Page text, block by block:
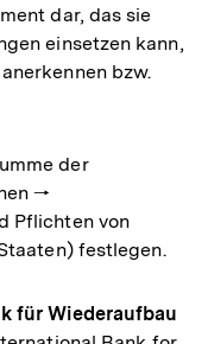
dar, das sie
einsetzen kann,
bzw.
der
🠒
Pflichten von
festlegen.
für Wiederaufbau